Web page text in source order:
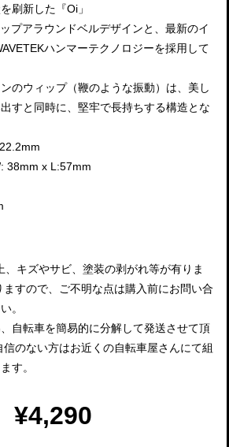
刷新した『Oi」
プアラウンドベルデザインと、最新のイ
ハンマーテクノロジーを採用して
のウィップ（鞭のような振動）は、美し
すと同時に、堅牢で長持ちする構造とな
38mm x L:57mm
キズやサビ、塗装の剥がれ等が有りま
すので、ご不明な点は購入前にお問い合
。
自転車を簡易的に分解して発送させて頂
のない方はお近くの自転車屋さんにて組
す。
¥4,290